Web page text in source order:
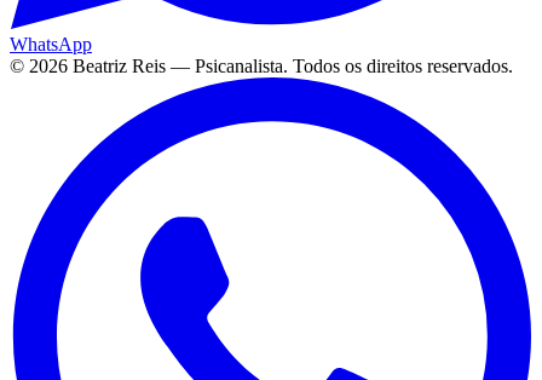
WhatsApp
© 2026 Beatriz Reis — Psicanalista. Todos os direitos reservados.